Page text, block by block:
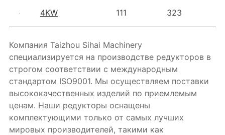
4KW 111 323
Компания Taizhou Sihai Machinery
специализируется на производстве редукторов в
строгом соответствии с международным
стандартом ISO9001. Мы осуществляем поставки
высококачественных изделий по приемлемым
ценам. Наши редукторы оснащены
комплектующими только от самых лучших
мировых производителей, такими как